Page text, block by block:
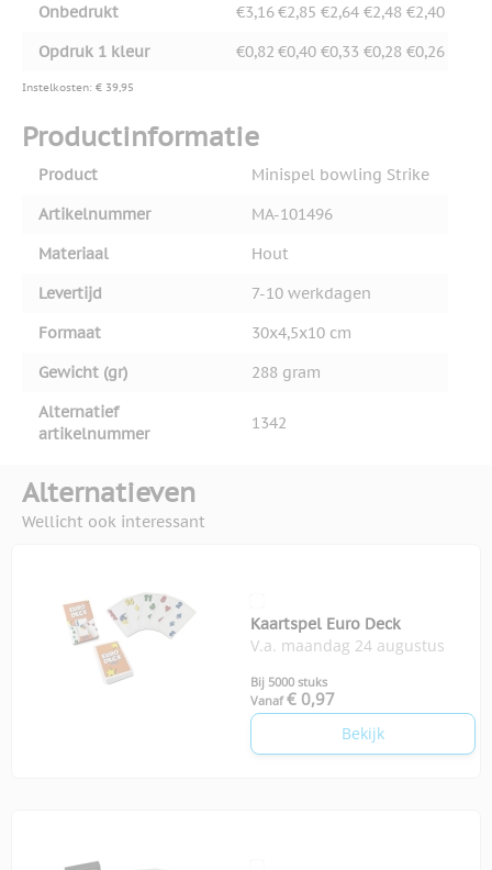
Onbedrukt €3,16€2,85 €2,64 €2,48 €2,40
Opdruk 1 kleur
€0,82 €0,40 €0,33 €0,28 €0,26
Instelkosten: € 39,95
Productinformatie
Product
Minispel bowling Strike
Artikelnummer
MA-101496
Materiaal
Hout
Levertijd
7-10 werkdagen
Formaat
30x4,5x10 cm
Gewicht (gr)
288 gram
Alternatief
artikelnummer
1342
Alternatieven
Wellicht ook interessant
Kaartspel Euro Deck
V.a. maandag 24 augustus
Bij 5000 stuks
Vanaf € 0,97
Bekijk